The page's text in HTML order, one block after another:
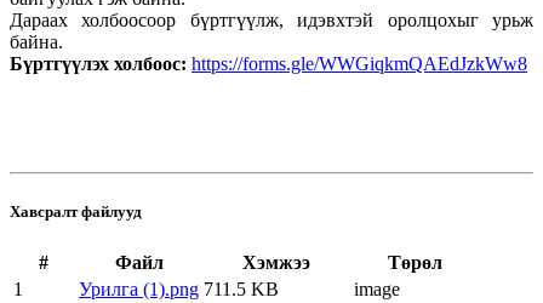
Дараах холбоосоор бүртгүүлж, идэвхтэй оролцохыг урьж
байна.
Бүртгүүлэх холбоос: https://forms.gle/WWGiqkmQAEdJzkWw8
Хавсралт файлууд
# Файл Хэмжээ
Төрөл
1
Урилга (1).png 711.5 KB
image